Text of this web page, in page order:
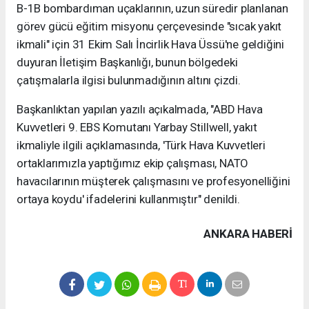
B-1B bombardıman uçaklarının, uzun süredir planlanan
görev gücü eğitim misyonu çerçevesinde "sıcak yakıt
ikmali" için 31 Ekim Salı İncirlik Hava Üssü'ne geldiğini
duyuran İletişim Başkanlığı, bunun bölgedeki
çatışmalarla ilgisi bulunmadığının altını çizdi.
Başkanlıktan yapılan yazılı açıkalmada, "ABD Hava
Kuvvetleri 9. EBS Komutanı Yarbay Stillwell, yakıt
ikmaliyle ilgili açıklamasında, 'Türk Hava Kuvvetleri
ortaklarımızla yaptığımız ekip çalışması, NATO
havacılarının müşterek çalışmasını ve profesyonelliğini
ortaya koydu' ifadelerini kullanmıştır" denildi.
ANKARA HABERİ